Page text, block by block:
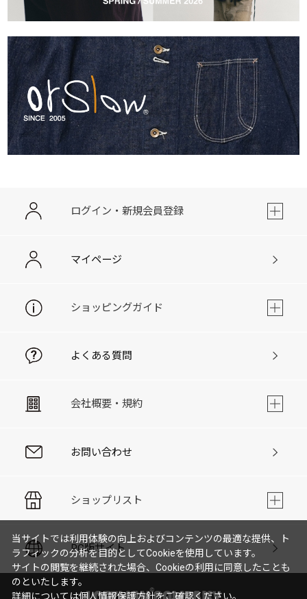
ログイン・新規会員登録
マイページ
ショッピングガイド
よくある質問
会社概要・規約
お問い合わせ
ショップリスト
PC版サイト
当サイトでは利用体験の向上およびコンテンツの最適な提供、ト
ラフィックの分析を目的としてCookieを使用しています。
サイトの閲覧を継続された場合、Cookieの利用に同意したことも
のといたします。
詳細については個人情報保護方針をご確認ください。